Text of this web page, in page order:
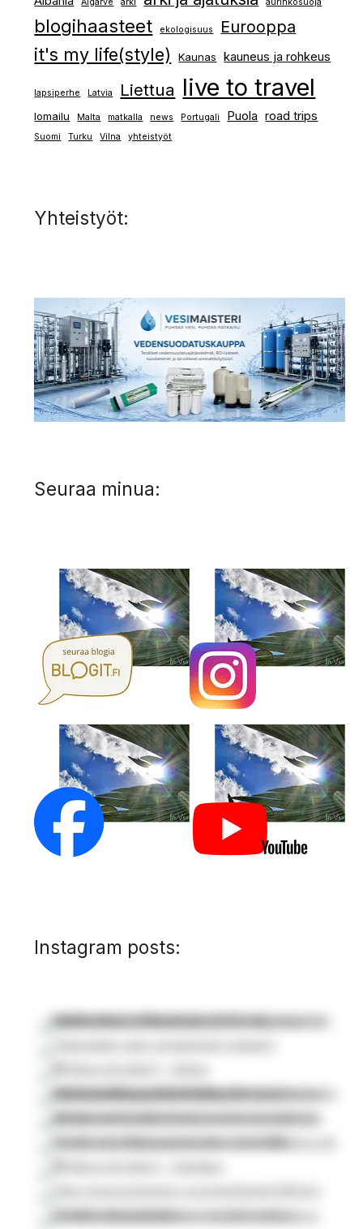
blogihaasteet ekologisuus Eurooppa
it's my life(style) Kaunas kauneus ja rohkeus
lapsiperhe Latvia Liettua live to travel
lomailu Malta matkalla news Portugali Puola road trips
Suomi Turku Vilna yhteistyöt
Yhteistyöt:
Seuraa minua:
Instagram posts: